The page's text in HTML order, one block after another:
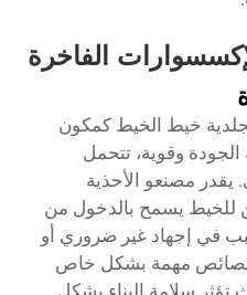
الفاخرة
خيط الخيط كمكون
وقوية، تتحمل
يقدر مصنعو الأحذية
للخيط يسمح بالدخول من
في إجهاد غير ضروري أو
مهمة بشكل خاص
تؤثر سلامة البناء بشكل